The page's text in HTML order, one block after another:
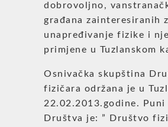
dobrovoljno,
građana zainteresiranih
unapređivanje fizike i
primjene u Tuzlanskom
Osnivačka skupština
fizičara održana je u
22.02.2013.godine. Puni
Društva je: ” Društvo